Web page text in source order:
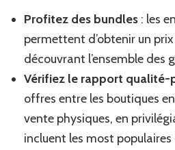
Profitez des bundles : les
permettent d’obtenir un
découvrant l’ensemble des
Vérifiez le rapport qualité-
offres entre les boutiques
vente physiques, en
incluent les most populaires